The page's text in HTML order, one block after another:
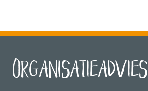
Organisatieadvies